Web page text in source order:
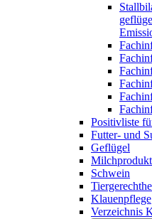
Positivliste
Futter- und
Geflügel
Schwein
Klauenpflege
Verzeichnis